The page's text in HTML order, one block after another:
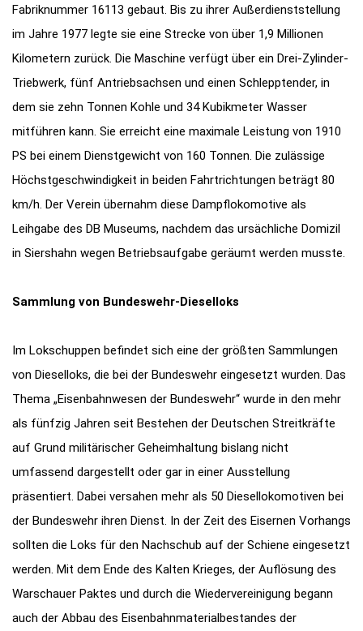
Fabriknummer 16113 gebaut. Bis zu ihrer Außerdienststellung
im Jahre 1977 legte sie eine Strecke von über 1,9 Millionen
Kilometern zurück. Die Maschine verfügt über ein Drei-Zylinder-
Triebwerk, fünf Antriebsachsen und einen Schlepptender, in
dem sie zehn Tonnen Kohle und 34 Kubikmeter Wasser
mitführen kann. Sie erreicht eine maximale Leistung von 1910
PS bei einem Dienstgewicht von 160 Tonnen. Die zulässige
Höchstgeschwindigkeit in beiden Fahrtrichtungen beträgt 80
km/h. Der Verein übernahm diese Dampflokomotive als
Leihgabe des DB Museums, nachdem das ursächliche Domizil
in Siershahn wegen Betriebsaufgabe geräumt werden musste.
Sammlung von Bundeswehr-Dieselloks
Im Lokschuppen befindet sich eine der größten Sammlungen
von Dieselloks, die bei der Bundeswehr eingesetzt wurden. Das
Thema „Eisenbahnwesen der Bundeswehr“ wurde in den mehr
als fünfzig Jahren seit Bestehen der Deutschen Streitkräfte
auf Grund militärischer Geheimhaltung bislang nicht
umfassend dargestellt oder gar in einer Ausstellung
präsentiert. Dabei versahen mehr als 50 Diesellokomotiven bei
der Bundeswehr ihren Dienst. In der Zeit des Eisernen Vorhangs
sollten die Loks für den Nachschub auf der Schiene eingesetzt
werden. Mit dem Ende des Kalten Krieges, der Auflösung des
Warschauer Paktes und durch die Wiedervereinigung begann
auch der Abbau des Eisenbahnmaterialbestandes der